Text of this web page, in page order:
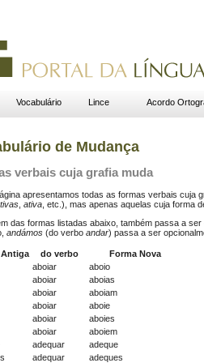
Vocabulário Lince Acordo
de Mudança
verbais cuja grafia muda
apresentamos todas as formas verbais cuja
ativa , etc.), mas apenas aquelas cuja forma
das formas listadas abaixo, também passa a
andámos (do verbo andar) passa a ser
do verbo
Forma Nova
aboiar
aboio
aboiar
aboias
aboiar
aboiam
aboiar
aboie
aboiar
aboies
aboiar
aboiem
adequar
adeque
adequar
adeques